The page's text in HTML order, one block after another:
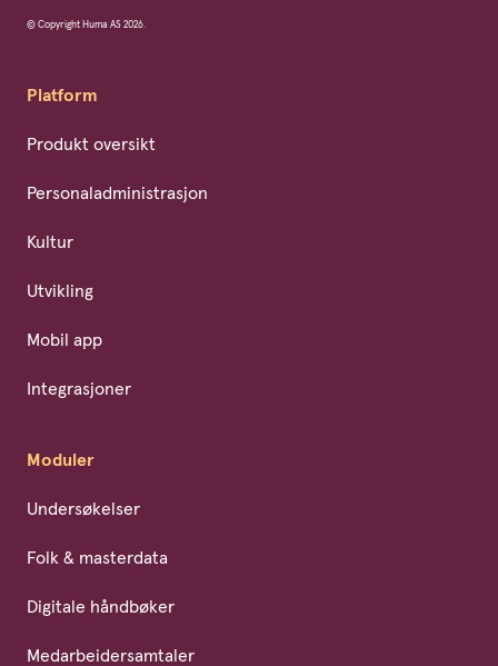
© Copyright Huma AS 2026.
Platform
Produkt oversikt
Personaladministrasjon
Kultur
Utvikling
Mobil app
Integrasjoner
Moduler
Undersøkelser
Folk & masterdata
Digitale håndbøker
Medarbeidersamtaler